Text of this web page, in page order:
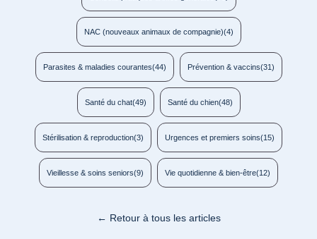
NAC (nouveaux animaux de compagnie)(4)
Parasites & maladies courantes(44) Prévention & vaccins(31)
Santé du chat(49) Santé du chien(48)
Stérilisation & reproduction(3) Urgences et premiers soins(15)
Vieillesse & soins seniors(9) Vie quotidienne & bien-être(12)
← Retour à tous les articles